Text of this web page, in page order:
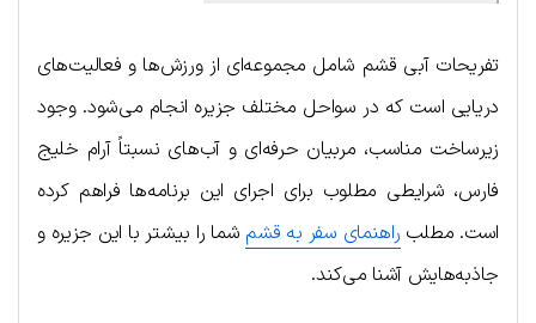
تفریحات آبی قشم شامل مجموعه‌ای از ورزش‌ها و فعالیت‌های
دریایی‌ است که در سواحل مختلف جزیره انجام می‌شود. وجود
زیرساخت مناسب، مربیان حرفه‌ای و آب‌های نسبتاً آرام خلیج
فارس، شرایطی مطلوب برای اجرای این برنامه‌ها فراهم کرده
است. مطلب راهنمای سفر به قشم شما را بیشتر با این جزیره و
جاذبه‌هایش آشنا می‌کند.